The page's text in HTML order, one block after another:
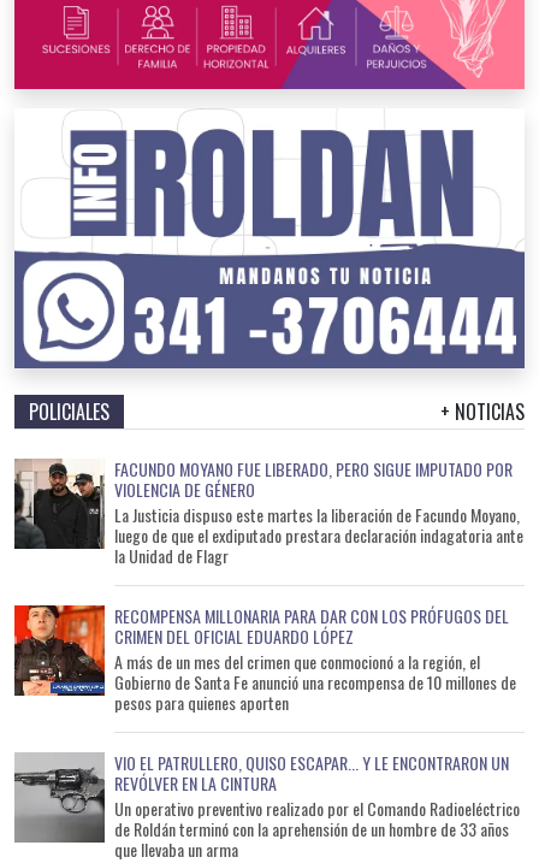
POLICIALES + NOTICIAS
FACUNDO MOYANO FUE LIBERADO, PERO SIGUE IMPUTADO POR
VIOLENCIA DE GÉNERO
La Justicia dispuso este martes la liberación de Facundo Moyano,
luego de que el exdiputado prestara declaración indagatoria ante
la Unidad de Flagr
RECOMPENSA MILLONARIA PARA DAR CON LOS PRÓFUGOS DEL
CRIMEN DEL OFICIAL EDUARDO LÓPEZ
A más de un mes del crimen que conmocionó a la región, el
Gobierno de Santa Fe anunció una recompensa de 10 millones de
pesos para quienes aporten
VIO EL PATRULLERO, QUISO ESCAPAR... Y LE ENCONTRARON UN
REVÓLVER EN LA CINTURA
Un operativo preventivo realizado por el Comando Radioeléctrico
de Roldán terminó con la aprehensión de un hombre de 33 años
que llevaba un arma